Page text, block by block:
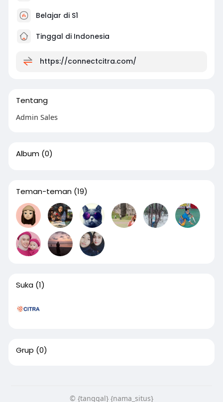
Belajar di S1
Tinggal di Indonesia
https://connectcitra.com/
Tentang
Admin Sales
Album (0)
Teman-teman (19)
Suka (1)
Grup (0)
© {tanggal} {nama_situs}